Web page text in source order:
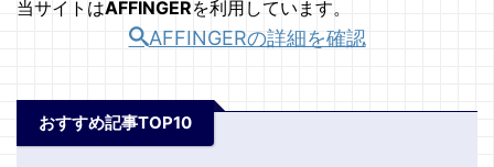
当サイトはAFFINGERを利用しています。
AFFINGERの詳細を確認
おすすめ記事TOP10